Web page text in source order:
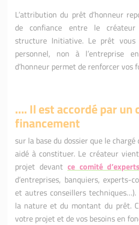
L’attribution du prêt d’honneur
de confiance entre le
structure Initiative. Le prêt
personnel, non à l’entreprise
d’honneur permet de renforcer vos
…. Il est accordé par un
financement
sur la base du dossier que le
aidé à constituer. Le créateur
projet devant ce comité d’experts
d’entreprises, banquiers, experts-
et autres conseillers
la nature et du montant du prêt.
votre projet et de vos besoins en